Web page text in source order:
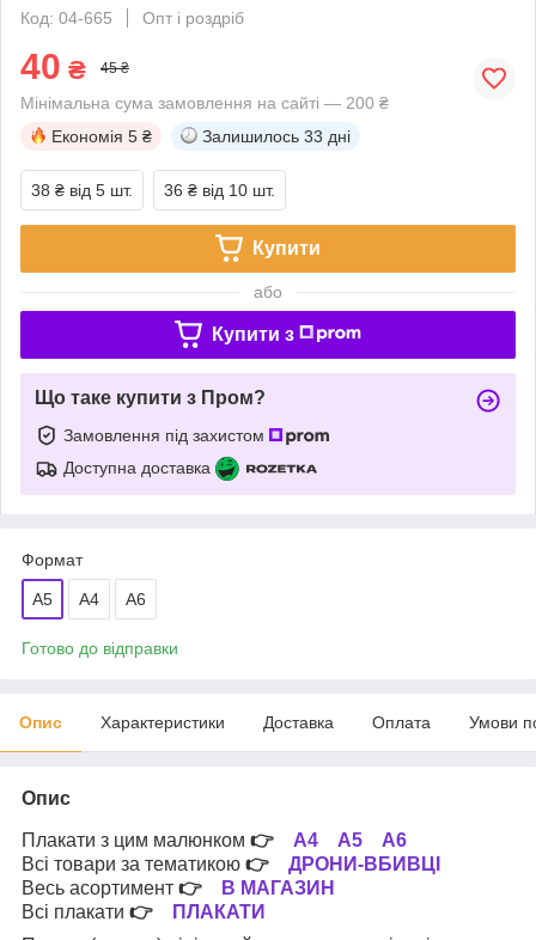
Код: 04-665
Опт і роздріб
40 ₴ 45 ₴
Мінімальна сума замовлення на сайті — 200 ₴
Економія 5 ₴ Залишилось 33 дні
38 ₴ від 5 шт. 36 ₴ від 10 шт.
Купити
або
Купити з
Що таке купити з Пром?
Замовлення під захистом
Доступна доставка
Формат
A5 A4 А6
Готово до відправки
Опис Характеристики Доставка Оплата Умови
Опис
Плакати з цим малюнком 👉 А4 А5
А6
Всі товари за тематикою 👉 ДРОНИ-ВБИВЦІ
Весь асортимент 👉
В МАГАЗИН
Всі плакати 👉
ПЛАКАТИ